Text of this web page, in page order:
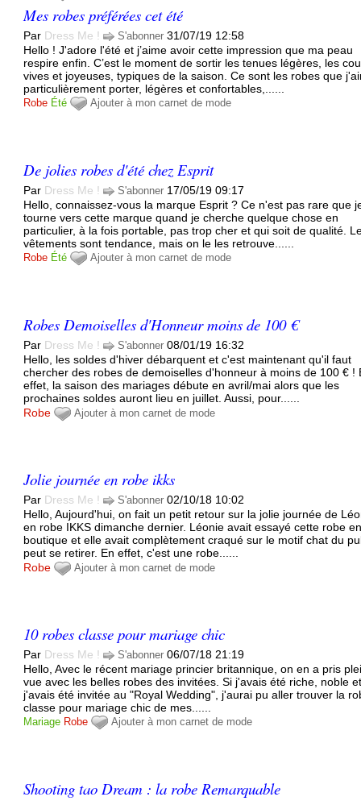
Mes robes préférées cet été
Par Dress Me ! S'abonner 31/07/19 12:58
Hello ! J'adore l'été et j’aime avoir cette impression que ma peau
respire enfin. C’est le moment de sortir les tenues légères, les
vives et joyeuses, typiques de la saison. Ce sont les robes que
particulièrement porter, légères et confortables,......
Robe Été Ajouter à mon carnet de mode
De jolies robes d'été chez Esprit
Par Dress Me ! S'abonner 17/05/19 09:17
Hello, connaissez-vous la marque Esprit ? Ce n'est pas rare que
tourne vers cette marque quand je cherche quelque chose en
particulier, à la fois portable, pas trop cher et qui soit de qualité.
vêtements sont tendance, mais on le les retrouve......
Robe Été Ajouter à mon carnet de mode
Robes Demoiselles d'Honneur moins de 100 €
Par Dress Me ! S'abonner 08/01/19 16:32
Hello, les soldes d'hiver débarquent et c'est maintenant qu'il faut
chercher des robes de demoiselles d'honneur à moins de 100 € !
effet, la saison des mariages débute en avril/mai alors que les
prochaines soldes auront lieu en juillet. Aussi, pour......
Robe
Ajouter à mon carnet de mode
Jolie journée en robe ikks
Par Dress Me ! S'abonner 02/10/18 10:02
Hello, Aujourd'hui, on fait un petit retour sur la jolie journée de
en robe IKKS dimanche dernier. Léonie avait essayé cette robe
boutique et elle avait complètement craqué sur le motif chat du
peut se retirer. En effet, c'est une robe......
Robe
Ajouter à mon carnet de mode
10 robes classe pour mariage chic
Par Dress Me ! S'abonner 06/07/18 21:19
Hello, Avec le récent mariage princier britannique, on en a pris
vue avec les belles robes des invitées. Si j'avais été riche, noble
j'avais été invitée au "Royal Wedding", j'aurai pu aller trouver la
classe pour mariage chic de mes......
Mariage Robe Ajouter à mon carnet de mode
Shooting tao Dream : la robe Remarquable